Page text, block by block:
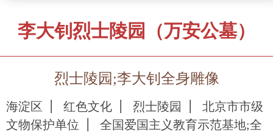
李大钊烈士陵园（万安公墓）
烈士陵园;李大钊全身雕像
海淀区 红色文化 烈士陵园
北京市市级
文物保护单位
全国爱国主义教育示范基地;全